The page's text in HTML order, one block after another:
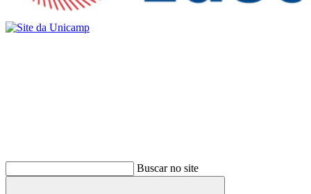
Buscar no site